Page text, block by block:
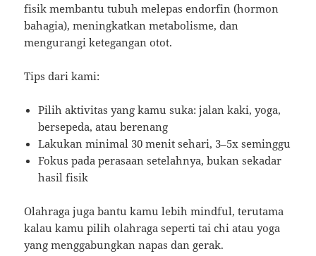
fisik membantu tubuh melepas endorfin (hormon
bahagia), meningkatkan metabolisme, dan
mengurangi ketegangan otot.
Tips dari kami:
Pilih aktivitas yang kamu suka: jalan kaki, yoga,
bersepeda, atau berenang
Lakukan minimal 30 menit sehari, 3–5x seminggu
Fokus pada perasaan setelahnya, bukan sekadar
hasil fisik
Olahraga juga bantu kamu lebih mindful, terutama
kalau kamu pilih olahraga seperti tai chi atau yoga
yang menggabungkan napas dan gerak.